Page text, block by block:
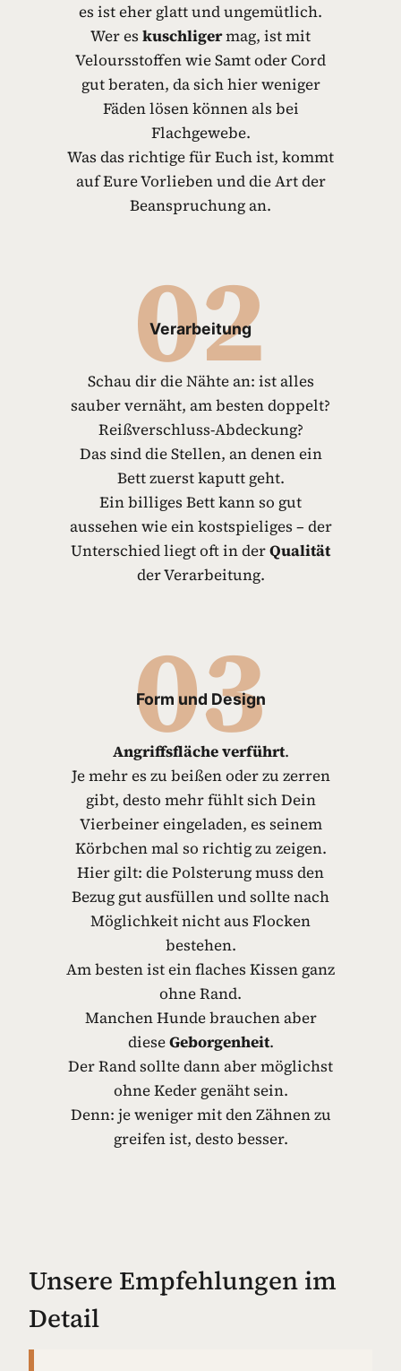
es ist eher glatt und ungemütlich.
Wer es kuschligermag, ist mit
Veloursstoffen wie Samt oder Cord
gut beraten, da sich hier weniger
Fäden lösen können als bei
Flachgewebe.
Was das richtige für Euch ist, kommt
auf Eure Vorlieben und die Art der
Beanspruchung an.
02
Verarbeitung
Schau dir die Nähte an: ist alles
sauber vernäht, am besten doppelt?
Reißverschluss-Abdeckung?
Das sind die Stellen, an denen ein
Bett zuerst kaputt geht.
Ein billiges Bett kann so gut
aussehen wie ein kostspieliges – der
Unterschied liegt oft in derQualität
der Verarbeitung.
03
Form und Design
Angriffsfläche verführt.
Je mehr es zu beißen oder zu zerren
gibt, desto mehr fühlt sich Dein
Vierbeiner eingeladen, es seinem
Körbchen mal so richtig zu zeigen.
Hier gilt: die Polsterung muss den
Bezug gut ausfüllen und sollte nach
Möglichkeit nicht aus Flocken
bestehen.
Am besten ist ein flaches Kissen ganz
ohne Rand.
Manchen Hunde brauchen aber
dieseGeborgenheit.
Der Rand sollte dann aber möglichst
ohne Keder genäht sein.
Denn: je weniger mit den Zähnen zu
greifen ist, desto besser.
Unsere Empfehlungen im
Detail